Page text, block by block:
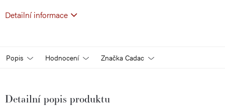
Detailní informace
Popis Hodnocení Značka Cadac
Detailní popis produktu